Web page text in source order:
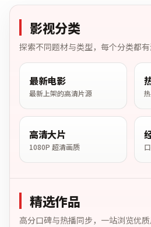
影视分类
探索不同题材与类型，每个分类都
最新电影
最新上架的高清片源
高清大片
1080P 超清画质
精选作品
高分口碑与热播同步，一站浏览优